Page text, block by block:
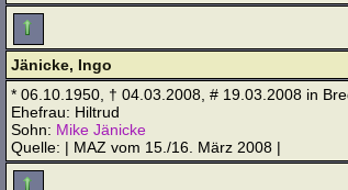
Jänicke, Ingo
* 06.10.1950, † 04.03.2008, # 19.03.2008 in
Ehefrau: Hiltrud
Sohn: Mike Jänicke
Quelle: | MAZ vom 15./16. März 2008 |